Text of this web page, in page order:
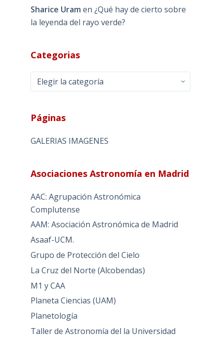
Sharice Uram en ¿Qué hay de cierto sobre
la leyenda del rayo verde?
Categorias
Categorias
Páginas
GALERIAS IMAGENES
Asociaciones Astronomía en Madrid
AAC: Agrupación Astronómica
Complutense
AAM: Asociación Astronómica de Madrid
Asaaf-UCM.
Grupo de Protección del Cielo
La Cruz del Norte (Alcobendas)
M1 y CAA
Planeta Ciencias (UAM)
Planetología
Taller de Astronomía del la Universidad